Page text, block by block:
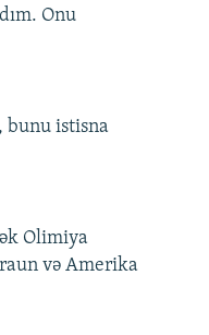
Onu
bunu istisna
Olimiya
və Amerika